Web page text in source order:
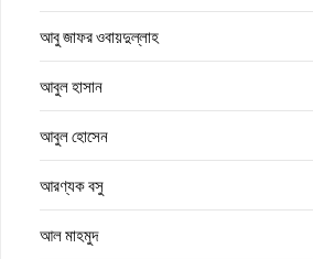
আবু জাফর ওবায়দুল্লাহ
আবুল হাসান
আবুল হোসেন
আরণ্যক বসু
আল মাহমুদ